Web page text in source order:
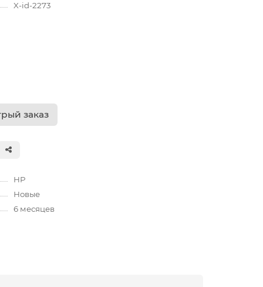
X-id-2273
заказ
HP
Новые
6 месяцев